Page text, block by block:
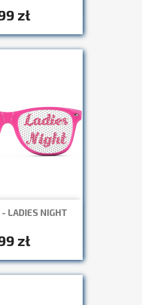
zł
NIGHT
zł
podgląd